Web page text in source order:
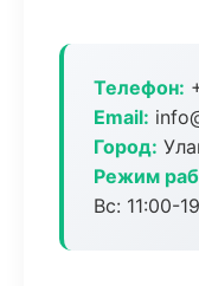
Телефон:
Email:
Город:
Режим
Вс: 11:00-